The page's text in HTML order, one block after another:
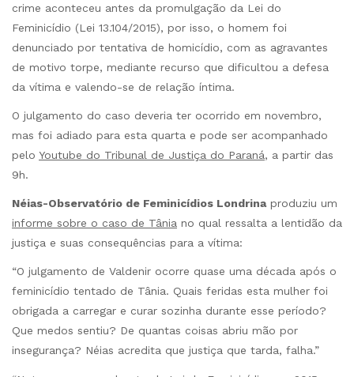
crime aconteceu antes da promulgação da Lei do
Feminicídio (Lei 13.104/2015), por isso, o homem foi
denunciado por tentativa de homicídio, com as agravantes
de motivo torpe, mediante recurso que dificultou a defesa
da vítima e valendo-se de relação íntima.
O julgamento do caso deveria ter ocorrido em novembro,
mas foi adiado para esta quarta e pode ser acompanhado
pelo Youtube do Tribunal de Justiça do Paraná, a partir das
9h.
Néias-Observatório de Feminicídios Londrinaproduziu um
informe sobre o caso de Tânia no qual ressalta a lentidão da
justiça e suas consequências para a vítima:
“O julgamento de Valdenir ocorre quase uma década após o
feminicídio tentado de Tânia. Quais feridas esta mulher foi
obrigada a carregar e curar sozinha durante esse período?
Que medos sentiu? De quantas coisas abriu mão por
insegurança? Néias acredita que justiça que tarda, falha.”